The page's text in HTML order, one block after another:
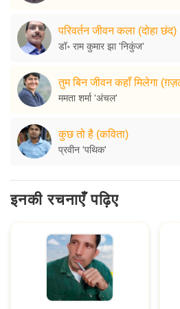
परिवर्तन जीवन कला (दोहा छंद)
डॉ॰ राम कुमार झा 'निकुंज'
तुम बिन जीवन कहाँ मिलेगा
ममता शर्मा 'अंचल'
कुछ तो है (कविता)
प्रवीन 'पथिक'
इनकी रचनाएँ पढ़िए